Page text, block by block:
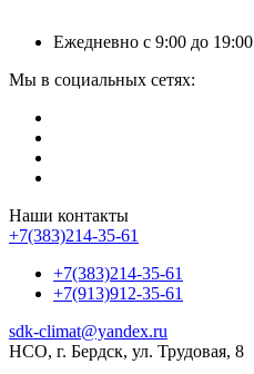
Ежедневно с 9:00 до 19:00
Мы в социальных сетях:
Наши контакты
+7(383)214-35-61
+7(383)214-35-61
+7(913)912-35-61
sdk-climat@yandex.ru
НСО, г. Бердск, ул. Трудовая, 8